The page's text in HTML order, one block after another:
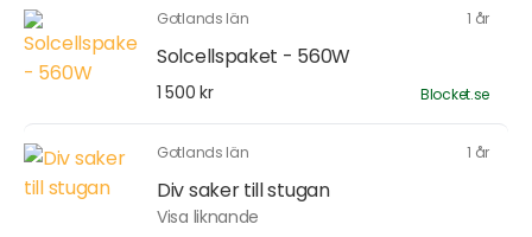
Gotlands län 1 år
Solcellspaket - 560W
1 500 kr Blocket.se
Gotlands län 1 år
Div saker till stugan
Visa liknande